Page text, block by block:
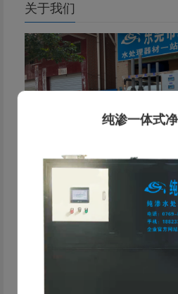
纯渗一体式
关于我们
纯渗·水处理解决方案服务商